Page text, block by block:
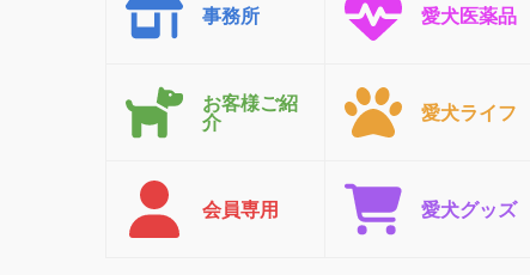
事務所 愛犬医薬品
お客様ご紹
介 愛犬ライフ
会員専用 愛犬グッズ